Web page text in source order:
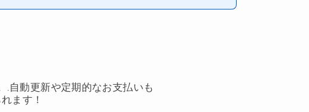
.自動更新や定期的なお支払いも
ます！